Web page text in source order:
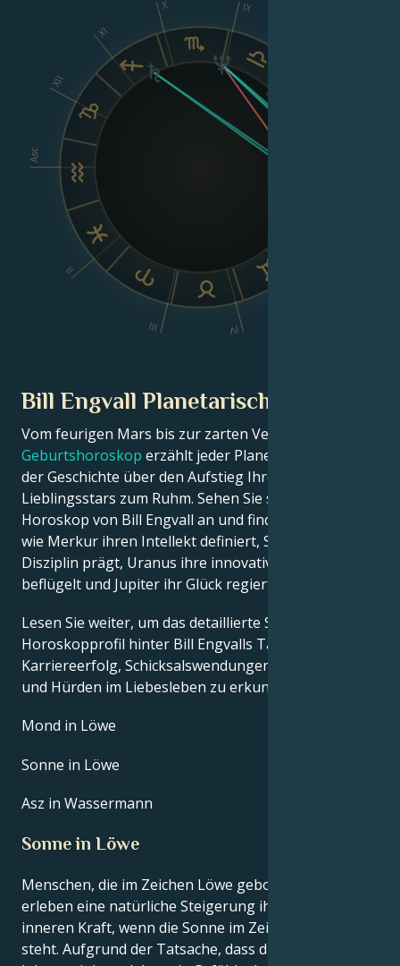
Asc
II
III IV
IX
X
XI
XII
Bill Engvall Planetarische Position
Vom feurigen Mars bis zur zarten Venus – in diesem
Geburtshoroskop erzählt jeder Planet seinen Teil
der Geschichte über den Aufstieg Ihres
Lieblingsstars zum Ruhm. Sehen Sie sich das Astro-
Horoskop von Bill Engvall an und finden Sie heraus,
wie Merkur ihren Intellekt definiert, Saturn ihre
Disziplin prägt, Uranus ihre innovativen Ideen
beflügelt und Jupiter ihr Glück regiert.
Lesen Sie weiter, um das detaillierte Sternzeichen-
Horoskopprofil hinter Bill Engvalls Talent, Charisma,
Karriereerfolg, Schicksalswendungen, Lebensweg
und Hürden im Liebesleben zu erkunden.
Mond in Löwe
Sonne in Löwe
Asz in Wassermann
Sonne in Löwe
Menschen, die im Zeichen Löwe geboren sind,
erleben eine natürliche Steigerung ihrer eigenen
inneren Kraft, wenn die Sonne im Zeichen Löwe
steht. Aufgrund der Tatsache, dass dies ihre